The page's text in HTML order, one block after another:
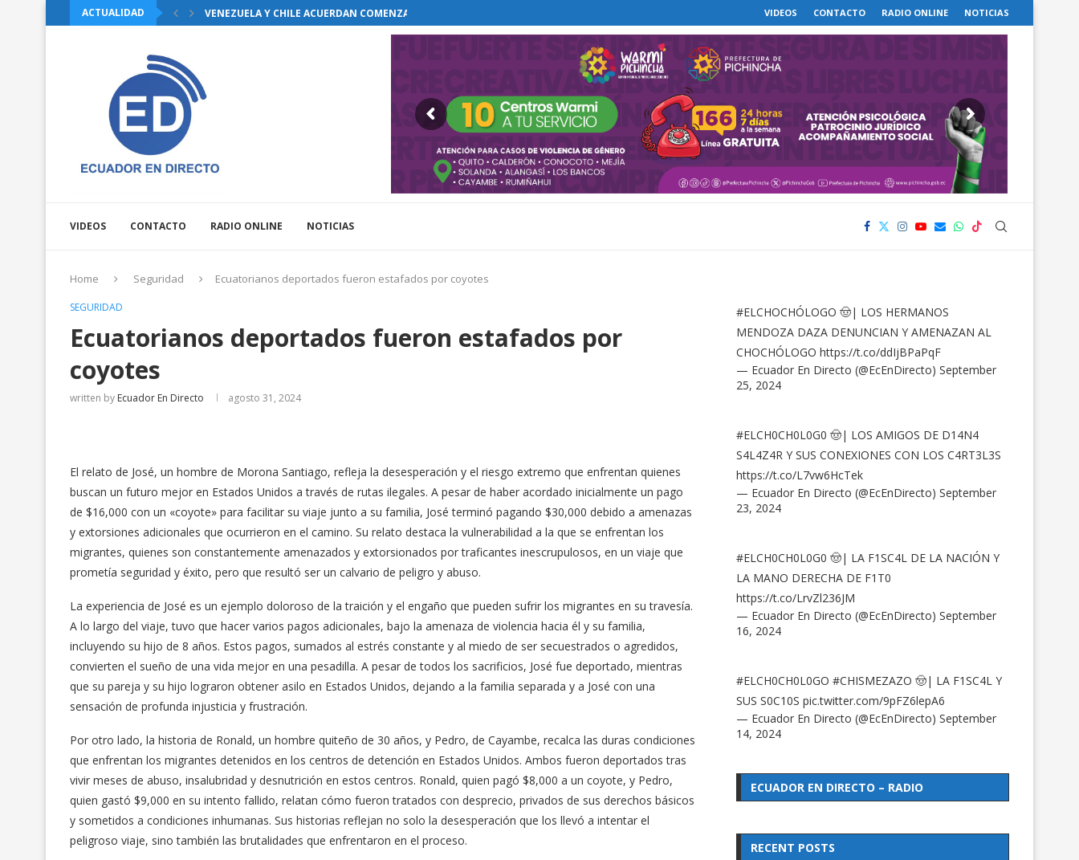
ACTUALIDAD VENEZUELA Y CHILE ACUERDAN COMENZAR EL RESTABLECIMIENTO DE... VIDEOS CONTACTO RADIO ONLINE NOTICIAS
VIDEOS CONTACTO RADIO ONLINE NOTICIAS
Home Seguridad Ecuatorianos deportados fueron estafados por coyotes
SEGURIDAD
Ecuatorianos deportados fueron estafados por
coyotes
written by Ecuador En Directo agosto 31, 2024
El relato de José, un hombre de Morona Santiago, refleja la desesperación y el riesgo extremo que enfrentan quienes
buscan un futuro mejor en Estados Unidos a través de rutas ilegales. A pesar de haber acordado inicialmente un pago
de $16,000 con un «coyote» para facilitar su viaje junto a su familia, José terminó pagando $30,000 debido a amenazas
y extorsiones adicionales que ocurrieron en el camino. Su relato destaca la vulnerabilidad a la que se enfrentan los
migrantes, quienes son constantemente amenazados y extorsionados por traficantes inescrupulosos, en un viaje que
prometía seguridad y éxito, pero que resultó ser un calvario de peligro y abuso.
La experiencia de José es un ejemplo doloroso de la traición y el engaño que pueden sufrir los migrantes en su travesía.
A lo largo del viaje, tuvo que hacer varios pagos adicionales, bajo la amenaza de violencia hacia él y su familia,
incluyendo su hijo de 8 años. Estos pagos, sumados al estrés constante y al miedo de ser secuestrados o agredidos,
convierten el sueño de una vida mejor en una pesadilla. A pesar de todos los sacrificios, José fue deportado, mientras
que su pareja y su hijo lograron obtener asilo en Estados Unidos, dejando a la familia separada y a José con una
sensación de profunda injusticia y frustración.
Por otro lado, la historia de Ronald, un hombre quiteño de 30 años, y Pedro, de Cayambe, recalca las duras condiciones
que enfrentan los migrantes detenidos en los centros de detención en Estados Unidos. Ambos fueron deportados tras
vivir meses de abuso, insalubridad y desnutrición en estos centros. Ronald, quien pagó $8,000 a un coyote, y Pedro,
quien gastó $9,000 en su intento fallido, relatan cómo fueron tratados con desprecio, privados de sus derechos básicos
y sometidos a condiciones inhumanas. Sus historias reflejan no solo la desesperación que los llevó a intentar el
peligroso viaje, sino también las brutalidades que enfrentaron en el proceso.
#ELCHOCHÓLOGO 🤠| LOS HERMANOS
MENDOZA DAZA DENUNCIAN Y AMENAZAN AL
CHOCHÓLOGO https://t.co/ddIjBPaPqF
— Ecuador En Directo (@EcEnDirecto) September
25, 2024
#ELCH0CH0L0G0 🤠| LOS AMIGOS DE D14N4
S4L4Z4R Y SUS CONEXIONES CON LOS C4RT3L3S
https://t.co/L7vw6HcTek
— Ecuador En Directo (@EcEnDirecto) September
23, 2024
#ELCH0CH0L0G0 🤠| LA F1SC4L DE LA NACIÓN Y
LA MANO DERECHA DE F1T0
https://t.co/LrvZl236JM
— Ecuador En Directo (@EcEnDirecto) September
16, 2024
#ELCH0CH0L0GO #CHISMEZAZO 🤠| LA F1SC4L Y
SUS S0C10S pic.twitter.com/9pFZ6lepA6
— Ecuador En Directo (@EcEnDirecto) September
14, 2024
ECUADOR EN DIRECTO – RADIO
RECENT POSTS